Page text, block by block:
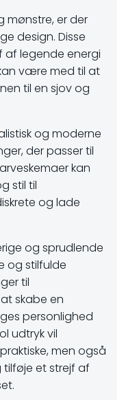
mønstre, er der
design. Disse
legende energi
være med til at
til en sjov og
og moderne
der passer til
kan
stil til
og lade
og sprudlende
og stilfulde
til
skabe en
personlighed
udtryk vil
men også
et strejf af